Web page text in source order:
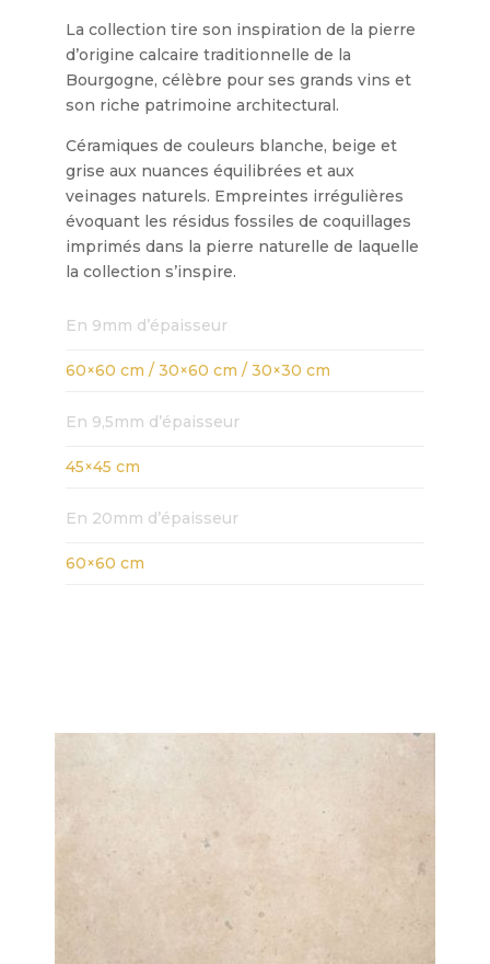
La collection tire son inspiration de la pierre
d’origine calcaire traditionnelle de la
Bourgogne, célèbre pour ses grands vins et
son riche patrimoine architectural.
Céramiques de couleurs blanche, beige et
grise aux nuances équilibrées et aux
veinages naturels. Empreintes irrégulières
évoquant les résidus fossiles de coquillages
imprimés dans la pierre naturelle de laquelle
la collection s’inspire.
En 9mm d’épaisseur
60×60 cm / 30×60 cm / 30×30 cm
En 9,5mm d’épaisseur
45×45 cm
En 20mm d’épaisseur
60×60 cm